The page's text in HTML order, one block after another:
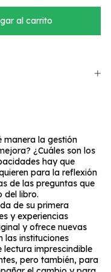
manera la gestión
¿Cuáles son los
hay que
para la reflexión
de las preguntas que
del libro.
de su primera
y experiencias
y ofrece nuevas
las instituciones
lectura imprescindible
pero también, para